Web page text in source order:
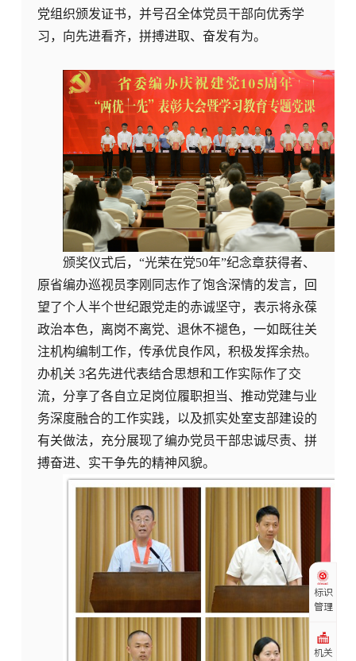
党组织颁发证书，并号召全体党员干部向优秀学
习，向先进看齐，拼搏进取、奋发有为。
颁奖仪式后，“光荣在党50年”纪念章获得者、
原省编办巡视员李刚同志作了饱含深情的发言，回
望了个人半个世纪跟党走的赤诚坚守，表示将永葆
政治本色，离岗不离党、退休不褪色，一如既往关
注机构编制工作，传承优良作风，积极发挥余热。
办机关 3名先进代表结合思想和工作实际作了交
流，分享了各自立足岗位履职担当、推动党建与业
务深度融合的工作实践，以及抓实处室支部建设的
有关做法，充分展现了编办党员干部忠诚尽责、拼
搏奋进、实干争先的精神风貌。
标识
管理
机关